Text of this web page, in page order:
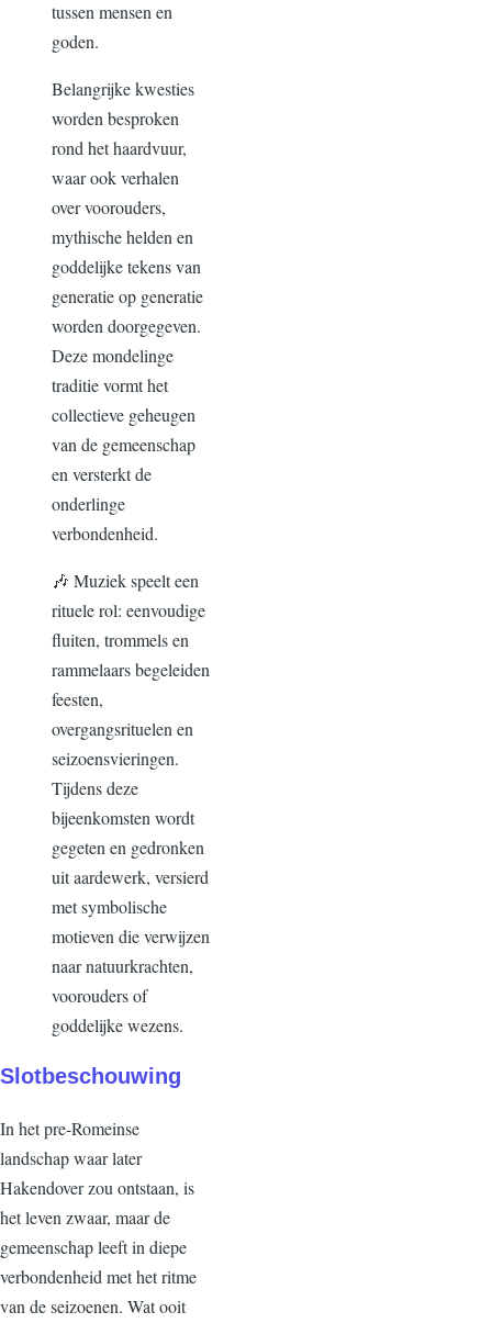
tussen mensen en
goden.
Belangrijke kwesties
worden besproken
rond het haardvuur,
waar ook verhalen
over voorouders,
mythische helden en
goddelijke tekens van
generatie op generatie
worden doorgegeven.
Deze mondelinge
traditie vormt het
collectieve geheugen
van de gemeenschap
en versterkt de
onderlinge
verbondenheid.
🎶 Muziek speelt een
rituele rol: eenvoudige
fluiten, trommels en
rammelaars begeleiden
feesten,
overgangsrituelen en
seizoensvieringen.
Tijdens deze
bijeenkomsten wordt
gegeten en gedronken
uit aardewerk, versierd
met symbolische
motieven die verwijzen
naar natuurkrachten,
voorouders of
goddelijke wezens.
Slotbeschouwing
In het pre-Romeinse
landschap waar later
Hakendover zou ontstaan, is
het leven zwaar, maar de
gemeenschap leeft in diepe
verbondenheid met het ritme
van de seizoenen. Wat ooit